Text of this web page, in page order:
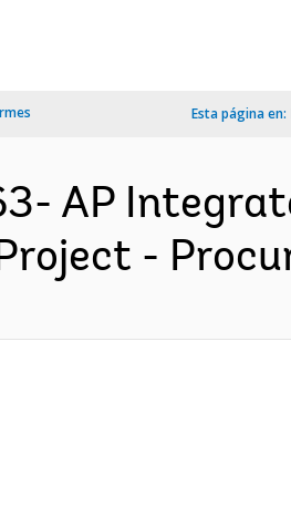
Esta página en:
AP
-